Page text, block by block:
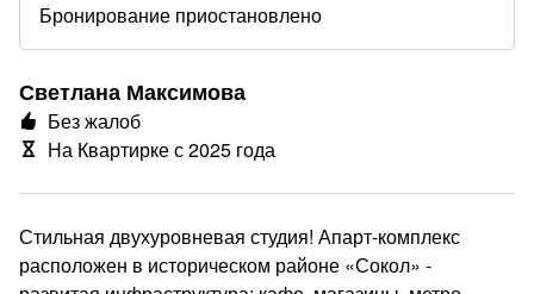
Бронирование приостановлено
Светлана Максимова
Без жалоб
На Квартирке с 2025 года
Стильная двухуровневая студия! Апарт-комплекс
расположен в историческом районе «Сокол» -